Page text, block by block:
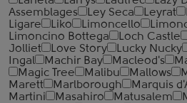
Assemblages
Ley Seca Leyrat
Ligare
Liko Limoncello
Limoncino Bottega
Loch Castle
Jolliet
Love Story Lucky Nucky
Ingal
Machir Bay Macleod's
Magic Tree
Malibu Mallows
Marett
Marlborough Marquis
Martini
Masahiro Matusalem